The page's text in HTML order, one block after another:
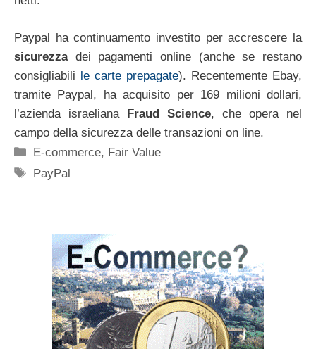
Paypal ha continuamento investito per accrescere la
sicurezzadei pagamenti online (anche se restano
consigliabili le carte prepagate). Recentemente Ebay,
tramite Paypal, ha acquisito per 169 milioni dollari,
l’azienda israeliana Fraud Science, che opera nel
campo della sicurezza delle transazioni on line.
Categorie
E-commerce, Fair Value
Tag
PayPal